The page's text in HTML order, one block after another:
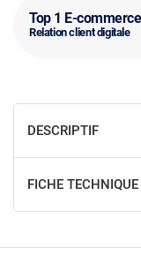
Top 1 E-commerce
Relation client digitale
DESCRIPTIF
FICHE TECHNIQUE